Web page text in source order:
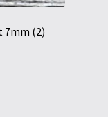
(2)